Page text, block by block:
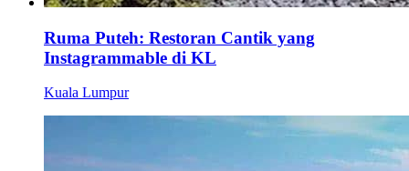
Ruma Puteh: Restoran Cantik yang
Instagrammable di KL
Kuala Lumpur